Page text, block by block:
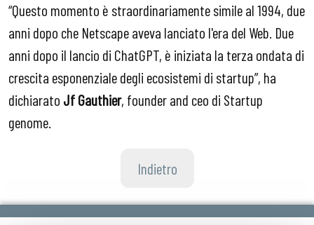
“Questo momento è straordinariamente simile al 1994, due
anni dopo che Netscape aveva lanciato l'era del Web. Due
anni dopo il lancio di ChatGPT, è iniziata la terza ondata di
crescita esponenziale degli ecosistemi di startup”, ha
dichiarato Jf Gauthier, founder and ceo di Startup
genome.
Indietro